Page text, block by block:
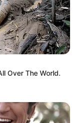
Over The World.